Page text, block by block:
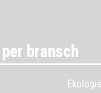
bransch